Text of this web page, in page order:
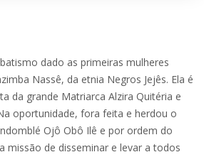
dado as primeiras mulheres
Nassê, da etnia Negros Jejês. Ela é
da grande Matriarca Alzira Quitéria e
oportunidade, fora feita e herdou o
Ojô Obô Ilê e por ordem do
missão de disseminar e levar a todos